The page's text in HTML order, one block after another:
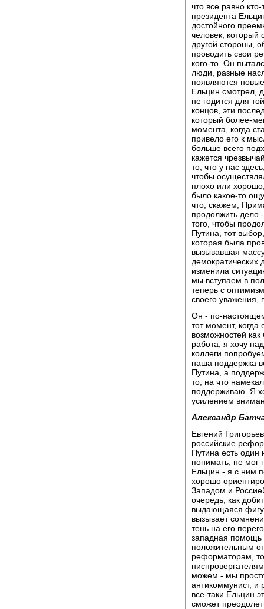
что все равно
президента
достойного
человек, который
другой стороны,
проводить свои
кого-то. Он
люди, разные
появляются
Ельцин смотрел,
не годится для
концов, эти
который более-
момента, когда
привело его к
больше всего
кажется
то, что у нас
чтобы
плохо или
было какое-то
что, скажем,
продолжить дело
того, чтобы
Путина, тот
которая была
вызывавшая
демократических
изменила
мы вступаем в
теперь с
своего уважения,
Он - по-
тот момент, когда
возможностей
работа, я хочу
коллеги
наша поддержка
Путина, а
то, на что
поддерживаю. Я
усилением
Александр
Евгений
российские
Путина есть один
понимать, не мог
Ельцин - я с ним
хорошо
Западом и
очередь, как
выдающаяся
вызывает
тень на его
западная помощь
положительным
реформаторам,
можем - мы
антикоммунист, и
все-таки Ельцин
сможет